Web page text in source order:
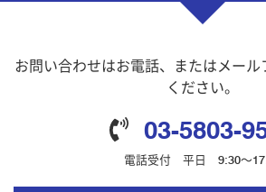
お問い合わせはお電話、またはメー
ください。
03-5803-
電話受付 平日 9:30～